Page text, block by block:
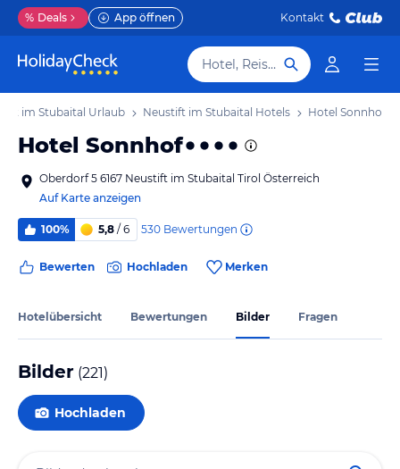
% Deals App öffnen Kontakt
Hotel, Reiseziel
im Stubaital Urlaub Neustift im Stubaital Hotels Hotel Sonnhof
Hotel Sonnhof
Oberdorf 5 6167 Neustift im Stubaital Tirol Österreich
Auf Karte anzeigen
100% 5,8 / 6 530 Bewertungen
Bewerten Hochladen Merken
Hotelübersicht Bewertungen Bilder Fragen
Bilder (221)
Hochladen